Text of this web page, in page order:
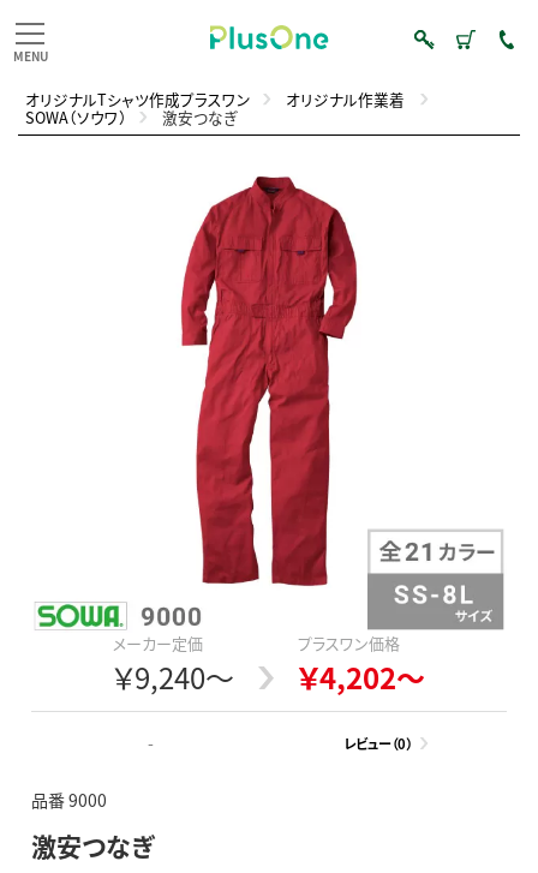
オリジナルTシャツ作成プラスワン オリジナル作業着
SOWA（ソウワ） 激安つなぎ
メーカー定価
￥9,240～
プラスワン価格
￥4,202～
- レビュー（0）
品番 9000
激安つなぎ